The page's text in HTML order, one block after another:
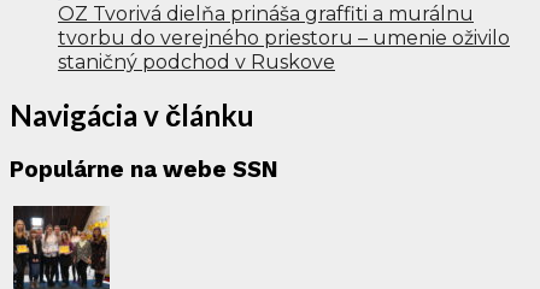
OZ Tvorivá dielňa prináša graffiti a murálnu
tvorbu do verejného priestoru – umenie oživilo
staničný podchod v Ruskove
Navigácia v článku
Populárne na webe SSN